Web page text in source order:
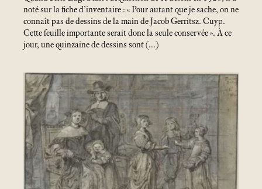
noté sur la fiche d’inventaire : «Pour autant que je sache, on ne
connaît pas de dessins de la main de Jacob Gerritsz. Cuyp.
Cette feuille importante serait donc la seule conservée». À ce
jour, une quinzaine de dessins sont (…)